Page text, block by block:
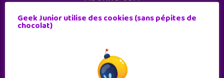
11 numéros par an
Geek Junior utilise des cookies (sans pépites de
chocolat)